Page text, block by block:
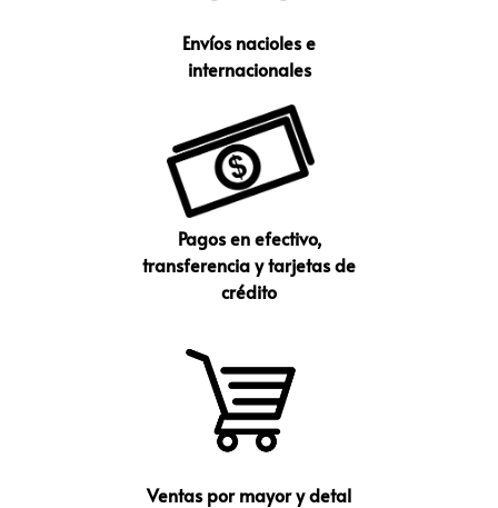
Envíos nacioles e
internacionales
Pagos en efectivo,
transferencia y tarjetas de
crédito
Ventas por mayor y detal